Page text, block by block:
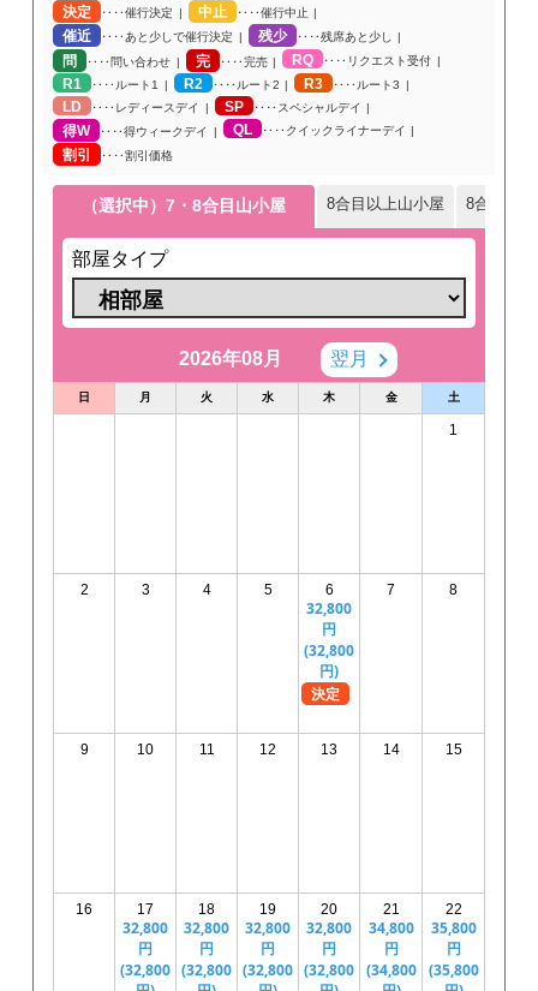
決定 ‥‥催行決定 中止 ‥‥催行中止
催近 ‥‥あと少しで催行決定 残少 ‥‥残席あと少し
問 ‥‥問い合わせ 完 ‥‥完売 RQ ‥‥リクエスト受付
R1 ‥‥ルート1 R2 ‥‥ルート2 R3 ‥‥ルート3
LD ‥‥レディースデイ SP ‥‥スペシャルデイ
得W ‥‥得ウィークデイ QL ‥‥クイックライナーデイ
割引 ‥‥割引価格